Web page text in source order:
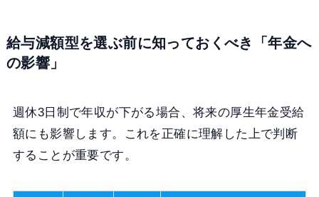
給与減額型を選ぶ前に知っておくべき「年金へ
の影響」
週休3日制で年収が下がる場合、将来の厚生年金受給
額にも影響します。これを正確に理解した上で判断
することが重要です。